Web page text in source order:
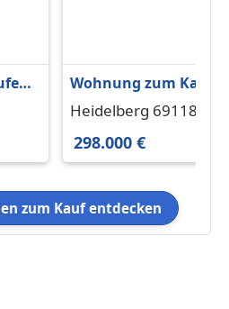
€
Wohnung zum
in Heidelberg 298.000
Heidelberg 69118
298.000 €
zum Kauf entdecken